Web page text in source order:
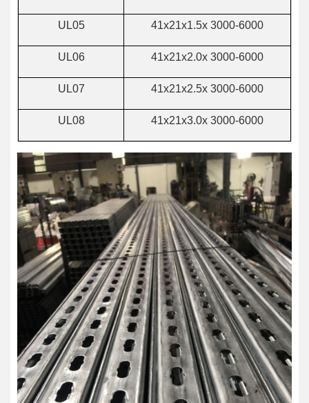
UL05 41x21x1.5x 3000-6000
UL06 41x21x2.0x 3000-6000
UL07 41x21x2.5x 3000-6000
UL08 41x21x3.0x 3000-6000